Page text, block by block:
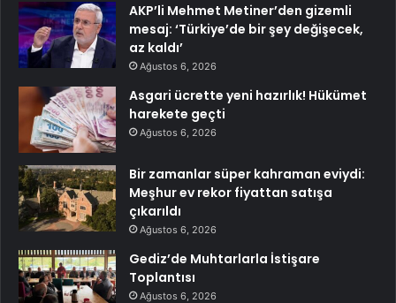
AKP’li Mehmet Metiner’den gizemli
mesaj: ‘Türkiye’de bir şey değişecek,
az kaldı’
Ağustos 6, 2026
Asgari ücrette yeni hazırlık! Hükümet
harekete geçti
Ağustos 6, 2026
Bir zamanlar süper kahraman eviydi:
Meşhur ev rekor fiyattan satışa
çıkarıldı
Ağustos 6, 2026
Gediz’de Muhtarlarla İstişare
Toplantısı
Ağustos 6, 2026